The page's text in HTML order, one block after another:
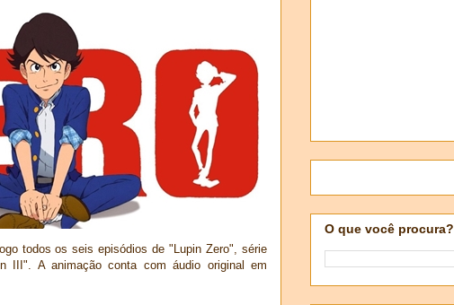
todos os seis episódios de "Lupin Zero", série
III". A animação conta com áudio original em
O que você procura?